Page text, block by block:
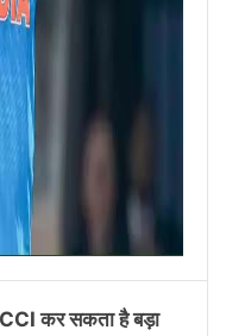
कर सकता है बड़ा